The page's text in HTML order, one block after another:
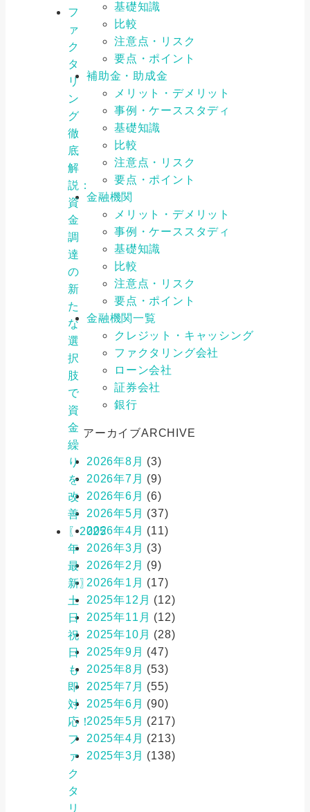
フ
ァ
ク
タ
リ
ン
グ
徹
底
解
説：
資
金
調
達
の
新
た
な
選
択
肢
で
資
金
繰
り
を
改
善
〖2025
年
最
新〗
土
日
祝
日
も
即
対
応！
フ
ァ
ク
タ
リ
基礎知識
比較
注意点・リスク
要点・ポイント
補助金・助成金
メリット・デメリット
事例・ケーススタディ
基礎知識
比較
注意点・リスク
要点・ポイント
金融機関
メリット・デメリット
事例・ケーススタディ
基礎知識
比較
注意点・リスク
要点・ポイント
金融機関一覧
クレジット・キャッシング
ファクタリング会社
ローン会社
証券会社
銀行
アーカイブARCHIVE
2026年8月 (3)
2026年7月 (9)
2026年6月 (6)
2026年5月 (37)
2026年4月 (11)
2026年3月 (3)
2026年2月 (9)
2026年1月 (17)
2025年12月 (12)
2025年11月 (12)
2025年10月 (28)
2025年9月 (47)
2025年8月 (53)
2025年7月 (55)
2025年6月 (90)
2025年5月 (217)
2025年4月 (213)
2025年3月 (138)